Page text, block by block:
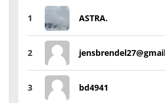
1 ASTRA.
2
3 bd4941